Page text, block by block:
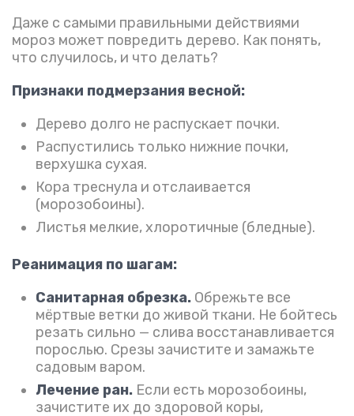
Даже с самыми правильными действиями
мороз может повредить дерево. Как понять,
что случилось, и что делать?
Признаки подмерзания весной:
Дерево долго не распускает почки.
Распустились только нижние почки,
верхушка сухая.
Кора треснула и отслаивается
(морозобоины).
Листья мелкие, хлоротичные (бледные).
Реанимация по шагам:
Санитарная обрезка. Обрежьте все
мёртвые ветки до живой ткани. Не бойтесь
резать сильно — слива восстанавливается
порослью. Срезы зачистите и замажьте
садовым варом.
Лечение ран. Если есть морозобоины,
зачистите их до здоровой коры,